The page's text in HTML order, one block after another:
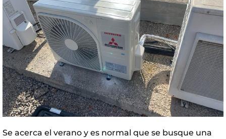
Se acerca el verano y es normal que se busque una